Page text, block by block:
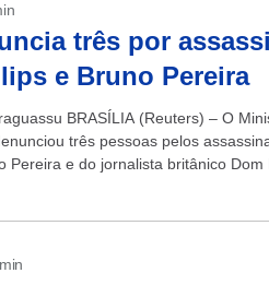
três por
e Bruno Pereira
BRASÍLIA (Reuters) – O
três pessoas pelos
Pereira e do jornalista britânico Dom